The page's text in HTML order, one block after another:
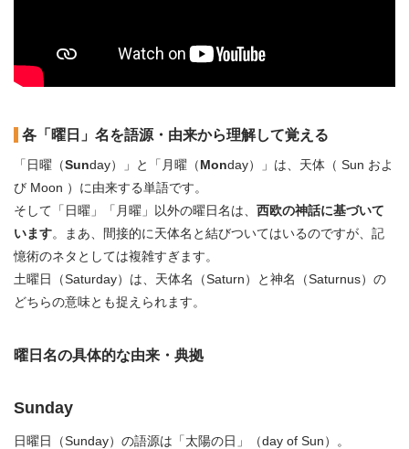
各「曜日」名を語源・由来から理解して覚える
「日曜（Sunday）」と「月曜（Monday）」は、天体（ Sun およ
び Moon ）に由来する単語です。
そして「日曜」「月曜」以外の曜日名は、 西欧の神話に基づいて
います。まあ、間接的に天体名と結びついてはいるのですが、記
憶術のネタとしては複雑すぎます。
土曜日（Saturday）は、天体名（Saturn）と神名（Saturnus）の
どちらの意味とも捉えられます。
曜日名の具体的な由来・典拠
Sunday
日曜日（Sunday）の語源は「太陽の日」（day of Sun）。